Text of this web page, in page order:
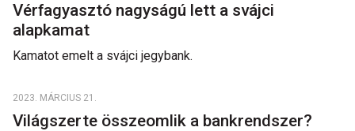
Vérfagyasztó nagyságú lett a svájci
alapkamat
Kamatot emelt a svájci jegybank.
2023. MÁRCIUS 21.
Világszerte összeomlik a bankrendszer?